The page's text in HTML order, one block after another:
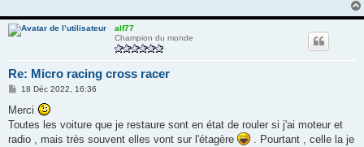
alf77
Champion du monde
Re: Micro racing cross racer
M
s
a
g
18 Déc 2022, 16:36
Merci
Toutes les voiture que je restaure sont en état de rouler si j'ai moteur et
radio , mais très souvent elles vont sur l'étagère
. Pourtant , celle la je